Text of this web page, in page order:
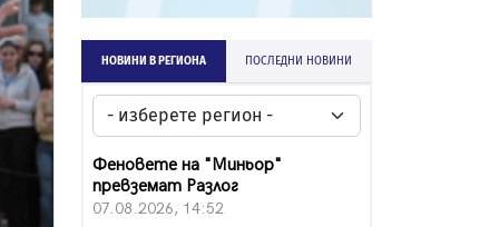
НОВИНИ В РЕГИОНА ПОСЛЕДНИ НОВИНИ
Феновете на "Миньор"
превземат Разлог
07.08.2026, 14:52